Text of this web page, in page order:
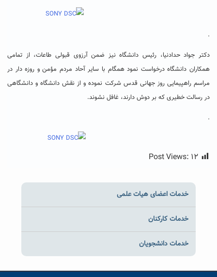
.
دکتر جواد حدادنیا، رئیس دانشگاه نیز ضمن آرزوی قبولی طاعات، از تمامی
همکاران دانشگاه درخواست نمود همگام با سایر آحاد مردم مؤمن و روزه دار در
مراسم راهپیمایی روز جهانی قدس شرکت نموده و از نقش دانشگاه و دانشگاهی
در رسالت خطیری که بر دوش دارند، غافل نشوند.
.
Post Views: ۱۲
خدمات اعضای هیات علمی
خدمات کارکنان
خدمات دانشجویان